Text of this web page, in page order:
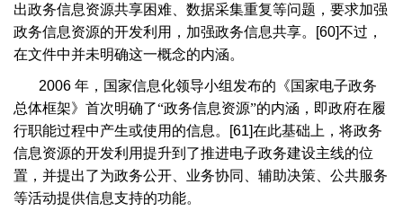
出政务信息资源共享困难、数据采集重复等问题，要求加强
政务信息资源的开发利用，加强政务信息共享。
[60]不过，
在文件中并未明确这一概念的内涵。
2006 年，国家信息化领导小组发布的《国家电子政务
总体框架》首次明确了“政务信息资源”的内涵，即政府在履
行职能过程中产生或使用的信息。
[61]在此基础上，将政务
信息资源的开发利用提升到了推进电子政务建设主线的位
置，并提出了为政务公开、业务协同、辅助决策、公共服务
等活动提供信息支持的功能。